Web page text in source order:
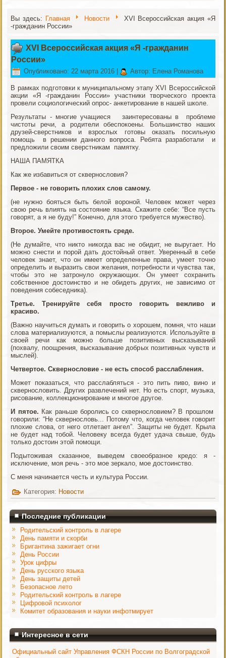
Вы здесь: Главная Новости
XVI Всероссийская акция «Я
-гражданин России»
XVI Всероссийская акция «Я -гражданин
России»
Опубликовано: 22 марта 2016 Автор: Елена Романова
В рамках подготовки к муниципальному этапу XVI Всероссийской
акции «Я -гражданин России» участники творческого проекта
провели социологический опрос- анкетирование в нашей школе.
Результаты - многие учащиеся заинтересованы в проблеме
чистоты речи, а родители обеспокоены. Большинство наших
друзей-сверстников и взрослых готовы оказать посильную
помощь в решении данного вопроса. Ребята разработали и
предложили своим сверстникам памятку.
НАША ПАМЯТКА
Как же избавиться от сквернословия?
Первое - не говорить плохих слов самому.
(не нужно бояться быть белой вороной. Человек может через
свою речь влиять на состояние языка. Скажите себе: “Все пусть
говорят, а я не буду!” Конечно, для этого требуется мужество).
Второе. Умейте противостоять среде.
(Не думайте, что никто никогда вас не обидит, не выругает. Но
можно снести и порой дать достойный ответ. Уверенный в себе
человек знает, что он имеет определенные права, умеет точно
определить и выразить свои желания, потребности и чувства так,
чтобы это не затронуло окружающих. Он умеет сохранить
собственное достоинство и не обидеть других, не зависимо от
поведения собеседника).
Третье. Тренируйте себя просто говорить вежливо и
красиво.
(Важно научиться думать и говорить о хорошем, помня, что наши
слова материализуются, а помыслы реализуются. Используйте в
своей речи как можно больше позитивных высказываний
(похвалу, поощрения, высказывание добрых позитивных чувств и
мыслей).
Четвертое. Сквернословие - не есть способ расслабления.
Может показаться, что расслабляться - это пить пиво, вино и
сквернословить. Других развлечений нет. Но есть спорт, музыка,
рисование, коллекционирование и многое другое.
И пятое. Как раньше боролись со сквернословием? В прошлом
говорили: “Не сквернословь... Потому что, когда человек говорит
плохие слова, от него отлетает ангел”. Защиты не будет. Крыла
не будет над тобой. Человеку всегда будет удача свыше, будь
только достоин этой помощи.
Подытоживая сказанное, выведем своеобразное кредо: я -
исключение, моя речь - это мое зеркало, мое достоинство.
С меня начинается честь и культура России.
Категория: Новости
Последние публикации
Родительский контроль в лагере
День памяти и скорби
Бригантина зажигает огни
День России
Урок цифры
День русского языка
День защиты детей
Безопасное лето
Родительский контроль в лагере
Цифровой психолог
Комитет образования и науки инфотмирует
Интересное в сети
Официальный сайт Управления ФСКН России по Волгоградской